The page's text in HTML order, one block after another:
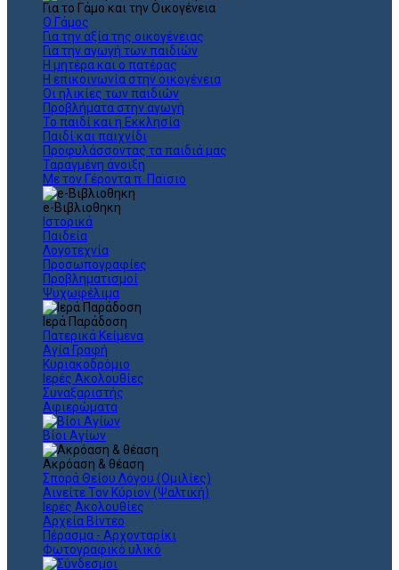
Για το Γάμο και την Οικογένεια
Ο Γάμος
Για την αξία της οικογένειας
Για την αγωγή των παιδιών
Η μητέρα και ο πατέρας
Η επικοινωνία στην οικογένεια
Οι ηλικίες των παιδιών
Προβλήματα στην αγωγή
Το παιδί και η Εκκλησία
Παιδί και παιχνίδι
Προφυλάσσοντας τα παιδιά μας
Ταραγμένη άνοιξη
Με τον Γέροντα π. Παϊσιο
e-Βιβλιοθηκη
Ιστορικά
Παιδεία
Λογοτεχνία
Προσωπογραφίες
Προβληματισμοί
Ψυχωφέλιμα
Ιερά Παράδοση
Πατερικά Κείμενα
Αγία Γραφή
Κυριακοδρόμιο
Ιερές Ακολουθίες
Συναξαριστής
Αφιερώματα
Βίοι Αγίων
Ακρόαση & θέαση
Σπορά Θείου Λόγου (Ομιλίες)
Αινείτε Τον Κύριον (Ψαλτική)
Ιερές Ακολουθίες
Αρχεία Βίντεο
Πέρασμα - Αρχονταρίκι
Φωτογραφικό υλικό